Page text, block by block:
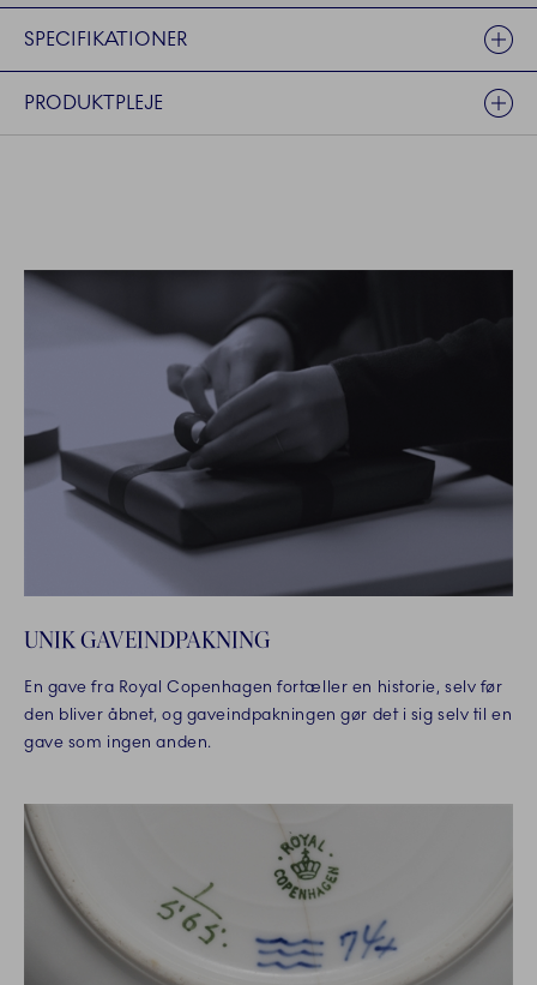
SPECIFIKATIONER
PRODUKTPLEJE
UNIK GAVEINDPAKNING
En gave fra Royal Copenhagen fortæller en historie, selv før
den bliver åbnet, og gaveindpakningen gør det i sig selv til en
gave som ingen anden.